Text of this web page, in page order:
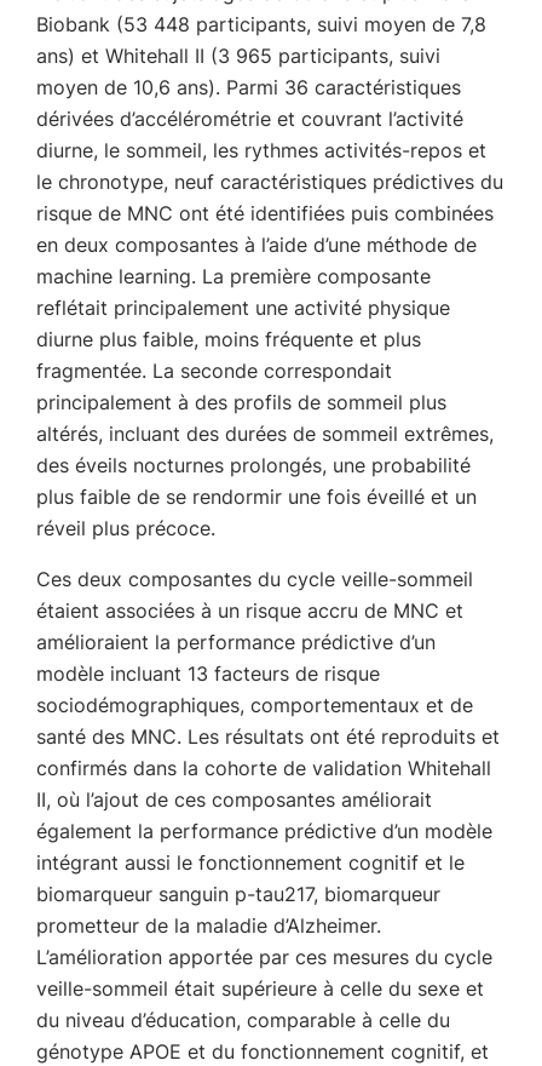
Biobank (53 448 participants, suivi moyen de 7,8
ans) et Whitehall II (3 965 participants, suivi
moyen de 10,6 ans). Parmi 36 caractéristiques
dérivées d’accélérométrie et couvrant l’activité
diurne, le sommeil, les rythmes activités-repos et
le chronotype, neuf caractéristiques prédictives du
risque de MNC ont été identifiées puis combinées
en deux composantes à l’aide d’une méthode de
machine learning. La première composante
reflétait principalement une activité physique
diurne plus faible, moins fréquente et plus
fragmentée. La seconde correspondait
principalement à des profils de sommeil plus
altérés, incluant des durées de sommeil extrêmes,
des éveils nocturnes prolongés, une probabilité
plus faible de se rendormir une fois éveillé et un
réveil plus précoce.
Ces deux composantes du cycle veille-sommeil
étaient associées à un risque accru de MNC et
amélioraient la performance prédictive d’un
modèle incluant 13 facteurs de risque
sociodémographiques, comportementaux et de
santé des MNC. Les résultats ont été reproduits et
confirmés dans la cohorte de validation Whitehall
II, où l’ajout de ces composantes améliorait
également la performance prédictive d’un modèle
intégrant aussi le fonctionnement cognitif et le
biomarqueur sanguin p-tau217, biomarqueur
prometteur de la maladie d’Alzheimer.
L’amélioration apportée par ces mesures du cycle
veille-sommeil était supérieure à celle du sexe et
du niveau d’éducation, comparable à celle du
génotype APOE et du fonctionnement cognitif, et